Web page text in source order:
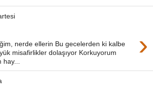
›
nerde ellerin Bu gecelerden ki kalbe
misafirlikler dolaşıyor Korkuyorum
hay...